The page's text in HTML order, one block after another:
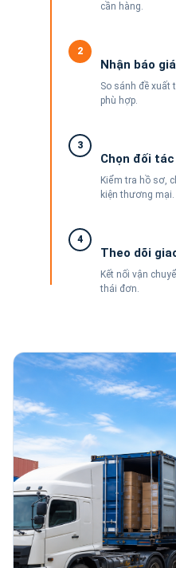
cần hàng.
2
Nhận báo giá
So sánh đề xuất
phù hợp.
3
Chọn đối tác
Kiểm tra hồ sơ,
kiện thương mại.
4
Theo dõi
Kết nối vận
thái đơn.